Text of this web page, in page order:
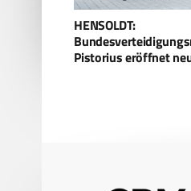
U.S. Army bekämpft
Drohnenschwärme